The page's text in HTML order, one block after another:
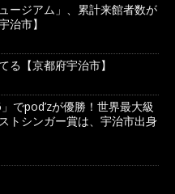
ージアム」、累計来館者数が
治市】
る【京都府宇治市】
でpod’zが優勝！世界最大級
トシンガー賞は、宇治市出身